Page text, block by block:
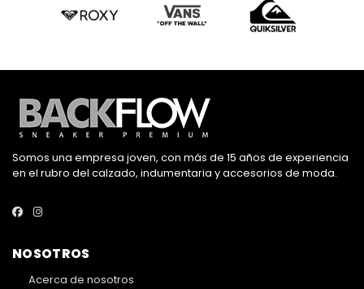
Somos una empresa joven, con más de 15 años de experiencia
en el rubro del calzado, indumentaria y accesorios de moda.
NOSOTROS
Acerca de nosotros